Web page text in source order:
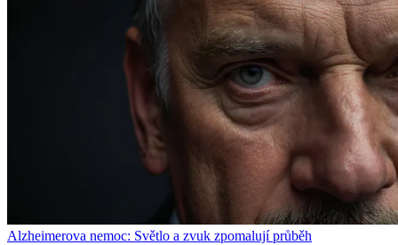
Alzheimerova nemoc: Světlo a zvuk zpomalují průběh